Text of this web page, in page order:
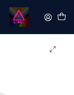
Billie Eilish #7